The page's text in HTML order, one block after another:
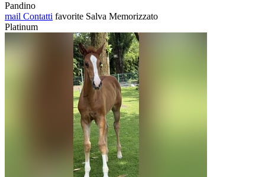
Pandino
mail Contatti favorite Salva Memorizzato
Platinum